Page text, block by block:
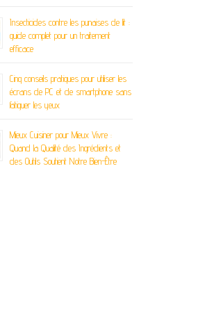
Insecticides contre les punaises de lit :
guide complet pour un traitement
efficace
Cinq conseils pratiques pour utiliser les
écrans de PC et de smartphone sans
fatiguer les yeux
Mieux Cuisiner pour Mieux Vivre :
Quand la Qualité des Ingrédients et
des Outils Soutient Notre Bien-Être